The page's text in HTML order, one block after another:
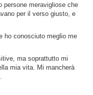
persone meravigliose che
per il verso giusto, e
ho conosciuto meglio me
ma soprattutto mi
mia vita. Mi mancherà